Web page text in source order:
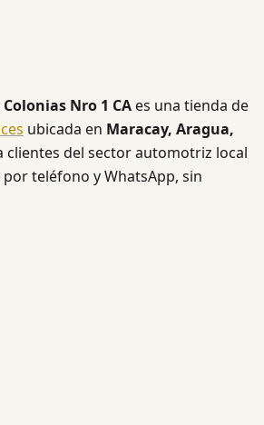
Nro 1 CAes una tienda de
ubicada en Maracay, Aragua,
clientes del sector automotriz local
teléfono y WhatsApp, sin